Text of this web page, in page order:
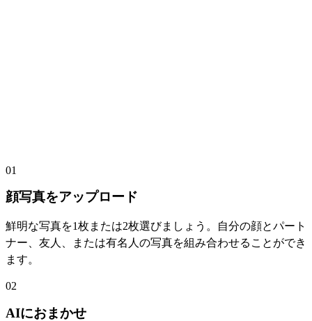
01
顔写真をアップロード
鮮明な写真を1枚または2枚選びましょう。自分の顔とパート
ナー、友人、または有名人の写真を組み合わせることができ
ます。
02
AIにおまかせ